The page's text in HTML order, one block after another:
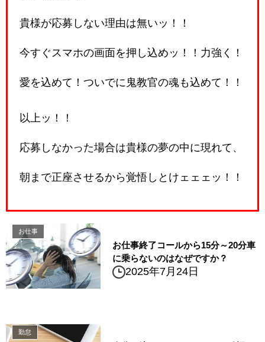
貴様が応募しない理由は無いッ！！
今すぐスマホの画面を押し込めッ！！力強く！
愛を込めて！ついでに鬼教官の魂も込めて！！
以上ッ！！
応募しなかった場合は貴様の夢の中に現れて、
朝まで正座させるから覚悟しとけェェェッ！！
お仕事
お仕事終了コールから15分～20分車
に乗らないのはなぜですか？
2025年7月24日
勤怠